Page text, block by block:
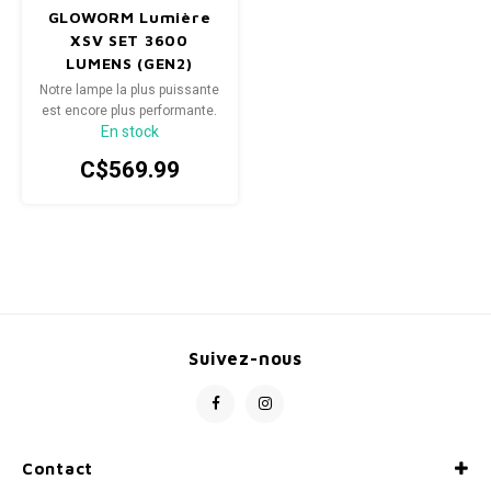
GLOWORM Lumière
XSV SET 3600
LUMENS (GEN2)
Notre lampe la plus puissante
est encore plus performante.
La XSV (G2.0) ouvre la voie
lumineuse de 3 600 lumens
En stock
C$569.99
Contact
Suivez-nous